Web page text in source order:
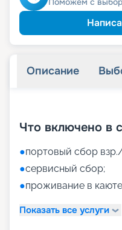
Описание
Что включено в
●портовый сбор
●сервисный сбор;
●проживание в
Показать все услуги